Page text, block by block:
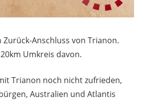
Anschluss von Trianon.
Umkreis davon.
Trianon noch nicht zufrieden,
Australien und Atlantis